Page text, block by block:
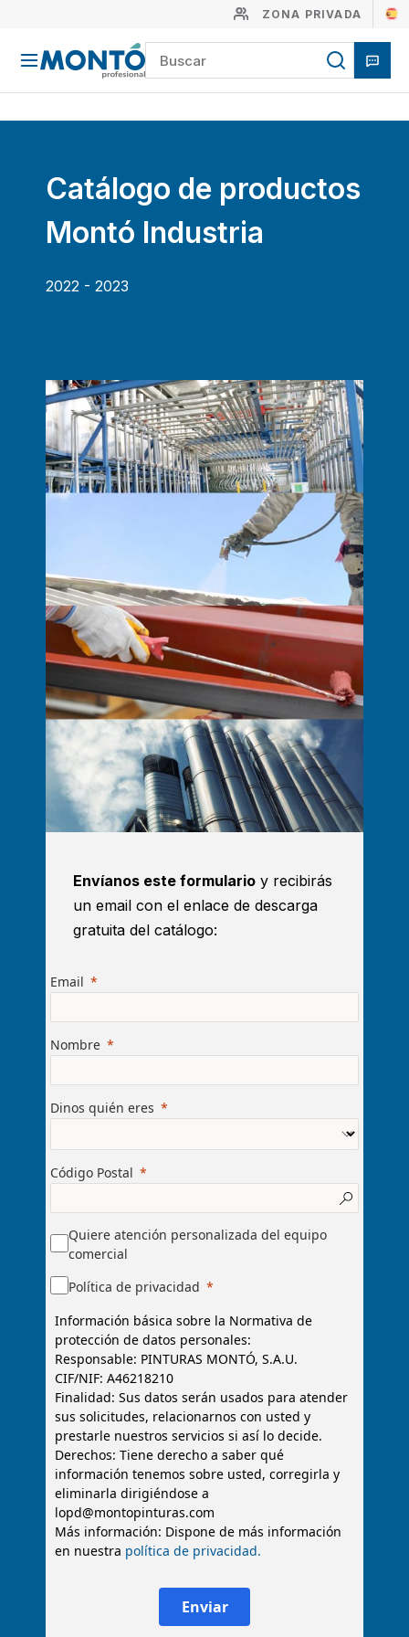
ZONA PRIVADA
Catálogo de productos
Montó Industria
2022 - 2023
Envíanos este formulario y recibirás
un email con el enlace de descarga
gratuita del catálogo:
Email
Nombre
Dinos quién eres
Código Postal
Quiere atención personalizada del equipo
comercial
Política de privacidad
Información básica sobre la Normativa de
protección de datos personales:
Responsable: PINTURAS MONTÓ, S.A.U.
CIF/NIF: A46218210
Finalidad: Sus datos serán usados para atender
sus solicitudes, relacionarnos con usted y
prestarle nuestros servicios si así lo decide.
Derechos: Tiene derecho a saber qué
información tenemos sobre usted, corregirla y
eliminarla dirigiéndose a
lopd@montopinturas.com
Más información: Dispone de más información
en nuestra política de privacidad.
Enviar